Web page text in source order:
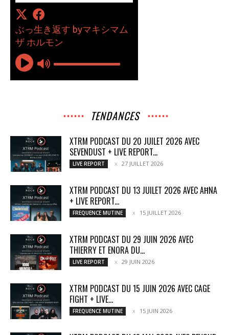
TENDANCES
XTRM PODCAST DU 20 JUILET 2026 AVEC
SEVENDUST + LIVE REPORT...
LIVE REPORT 27 JUILLET 2026
XTRM PODCAST DU 13 JUILET 2026 AVEC AĦNA
+ LIVE REPORT...
FREQUENCE MUTINE 15 JUILLET 2026
XTRM PODCAST DU 29 JUIN 2026 AVEC
THIERRY ET ENORA DU...
LIVE REPORT 29 JUIN 2026
XTRM PODCAST DU 15 JUIN 2026 AVEC CAGE
FIGHT + LIVE...
FREQUENCE MUTINE 15 JUIN 2026